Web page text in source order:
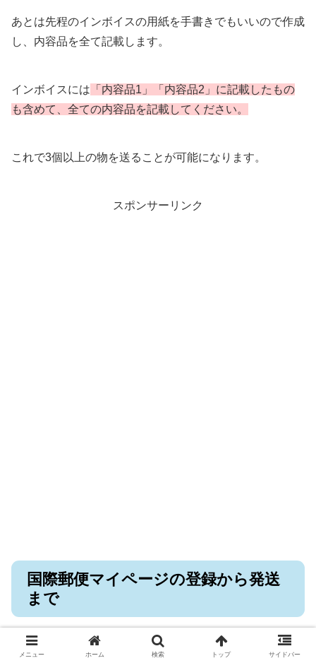
あとは先程のインボイスの用紙を手書きでもいいので作成
し、内容品を全て記載します。
インボイスには 「内容品1」「内容品2」に記載したもの
も含めて、全ての内容品を記載してください。
これで3個以上の物を送ることが可能になります。
スポンサーリンク
国際郵便マイページの登録から発送
まで
メニュー ホーム 検索 トップ サイドバー